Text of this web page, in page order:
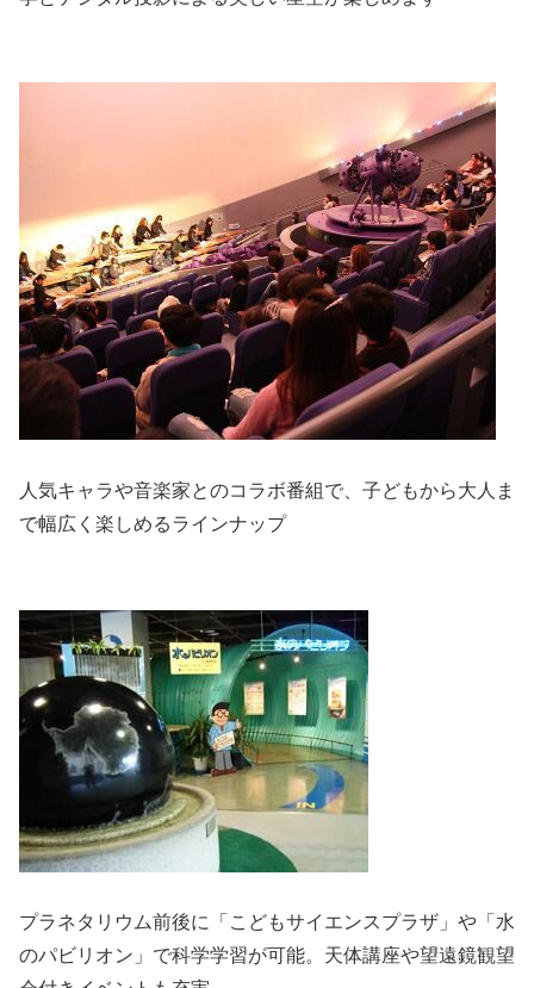
人気キャラや音楽家とのコラボ番組で、子どもから大人ま
で幅広く楽しめるラインナップ
プラネタリウム前後に「こどもサイエンスプラザ」や「水
のパビリオン」で科学学習が可能。天体講座や望遠鏡観望